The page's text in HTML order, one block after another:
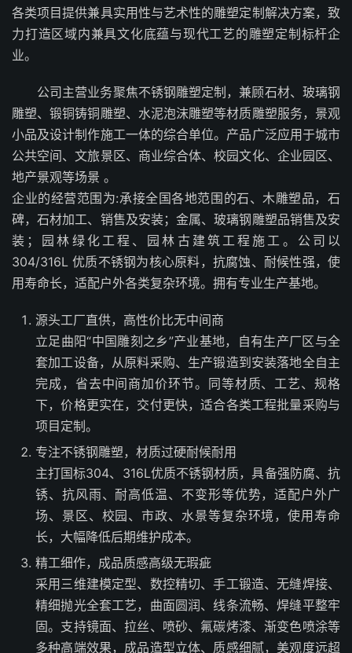
各类项目提供兼具实用性与艺术性的雕塑定制解决方案，致
力打造区域内兼具文化底蕴与现代工艺的雕塑定制标杆企
业。
公司主营业务聚焦不锈钢雕塑定制，兼顾石材、玻璃钢
雕塑、锻铜铸铜雕塑、水泥泡沫雕塑等材质雕塑服务，景观
小品及设计制作施工一体的综合单位。产品广泛应用于城市
公共空间、文旅景区、商业综合体、校园文化、企业园区、
地产景观等场景 。
企业的经营范围为:承接全国各地范围的石、木雕塑品，石
碑，石材加工、销售及安装；金属、玻璃钢雕塑品销售及安
装；园林绿化工程、园林古建筑工程施工。公司以
304/316L 优质不锈钢为核心原料，抗腐蚀、耐候性强，使
用寿命长，适配户外各类复杂环境。拥有专业生产基地。
源头工厂直供，高性价比无中间商
立足曲阳“中国雕刻之乡”产业基地，自有生产厂区与全
套加工设备，从原料采购、生产锻造到安装落地全自主
完成，省去中间商加价环节。同等材质、工艺、规格
下，价格更实在，交付更快，适合各类工程批量采购与
项目定制。
专注不锈钢雕塑，材质过硬耐候耐用
主打国标304、316L优质不锈钢材质，具备强防腐、抗
锈、抗风雨、耐高低温、不变形等优势，适配户外广
场、景区、校园、市政、水景等复杂环境，使用寿命
长，大幅降低后期维护成本。
精工细作，成品质感高级无瑕疵
采用三维建模定型、数控精切、手工锻造、无缝焊接、
精细抛光全套工艺，曲面圆润、线条流畅、焊缝平整牢
固。支持镜面、拉丝、喷砂、氟碳烤漆、渐变色喷涂等
多种高端效果，成品造型立体、质感细腻，美观度远超